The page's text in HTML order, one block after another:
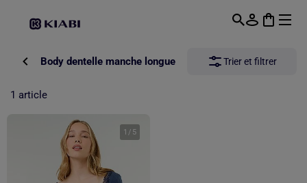
Body dentelle manche longue Trier et filtrer
1 article
1 / 5